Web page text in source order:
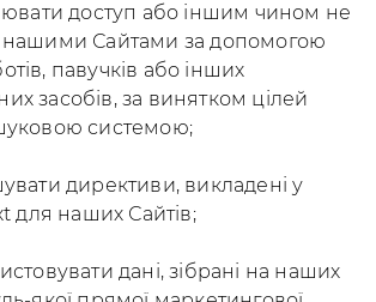
доступ або іншим чином не
нашими Сайтами за допомогою
павучків або інших
засобів, за винятком цілей
системою;
директиви, викладені у
для наших Сайтів;
дані, зібрані на наших